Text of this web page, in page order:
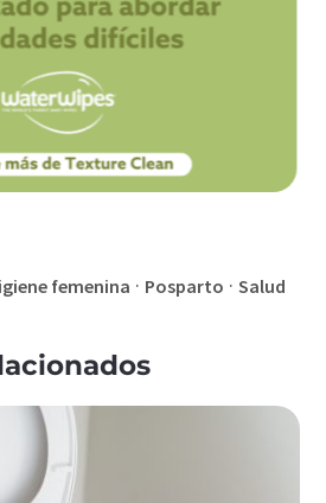
femenina · Posparto ·Salud